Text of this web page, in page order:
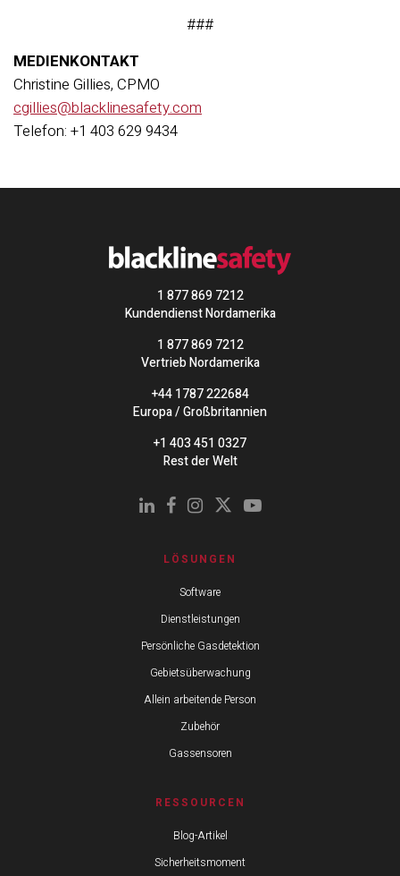
###
MEDIENKONTAKT
Christine Gillies, CPMO
cgillies@blacklinesafety.com
Telefon: +1 403 629 9434
1 877 869 7212
Kundendienst Nordamerika
1 877 869 7212
Vertrieb Nordamerika
+44 1787 222684
Europa / Großbritannien
+1 403 451 0327
Rest der Welt
LÖSUNGEN
Software
Dienstleistungen
Persönliche Gasdetektion
Gebietsüberwachung
Allein arbeitende Person
Zubehör
Gassensoren
RESSOURCEN
Blog-Artikel
Sicherheitsmoment